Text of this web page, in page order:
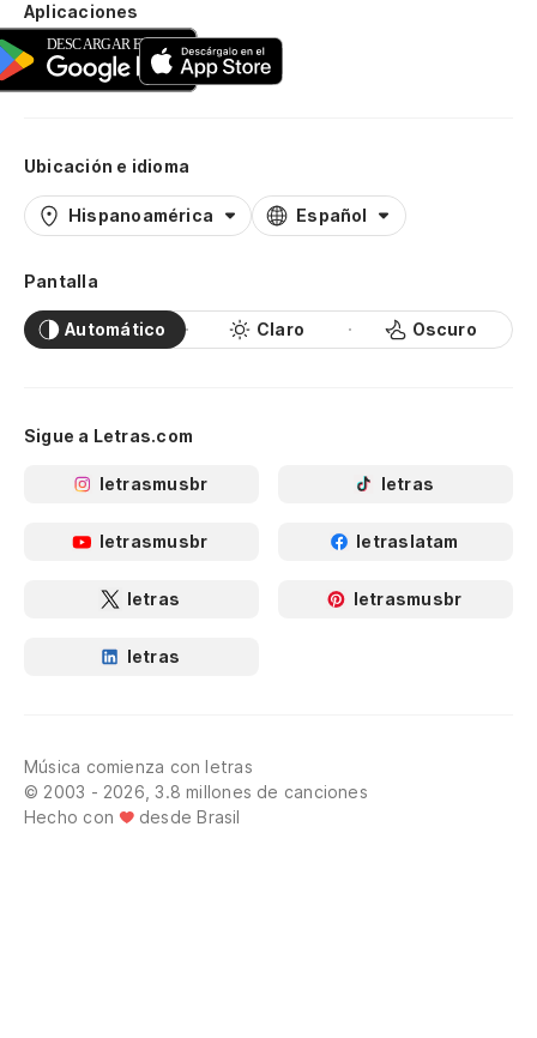
Aplicaciones
Ubicación e idioma
Hispanoamérica Español
Pantalla
Automático Claro Oscuro
Sigue a Letras.com
letrasmusbr letras
letrasmusbr letraslatam
letras letrasmusbr
letras
Música comienza con letras
© 2003 - 2026, 3.8 millones de canciones
Hecho con
desde Brasil